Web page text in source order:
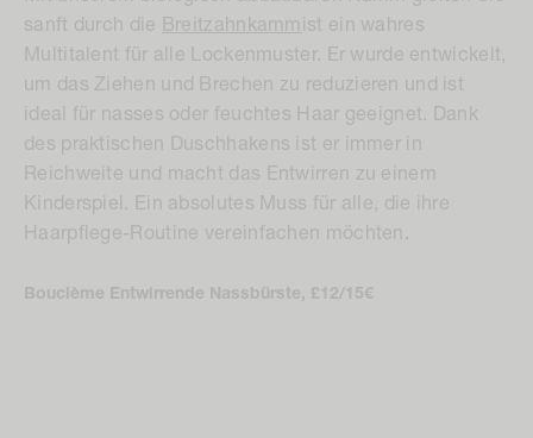
sanft durch dieBreitzahnkammist ein wahres
Multitalent für alle Lockenmuster. Er wurde entwickelt,
um das Ziehen und Brechen zu reduzieren und ist
ideal für nasses oder feuchtes Haar geeignet. Dank
des praktischen Duschhakens ist er immer in
Reichweite und macht das Entwirren zu einem
Kinderspiel. Ein absolutes Muss für alle, die ihre
Haarpflege-Routine vereinfachen möchten.